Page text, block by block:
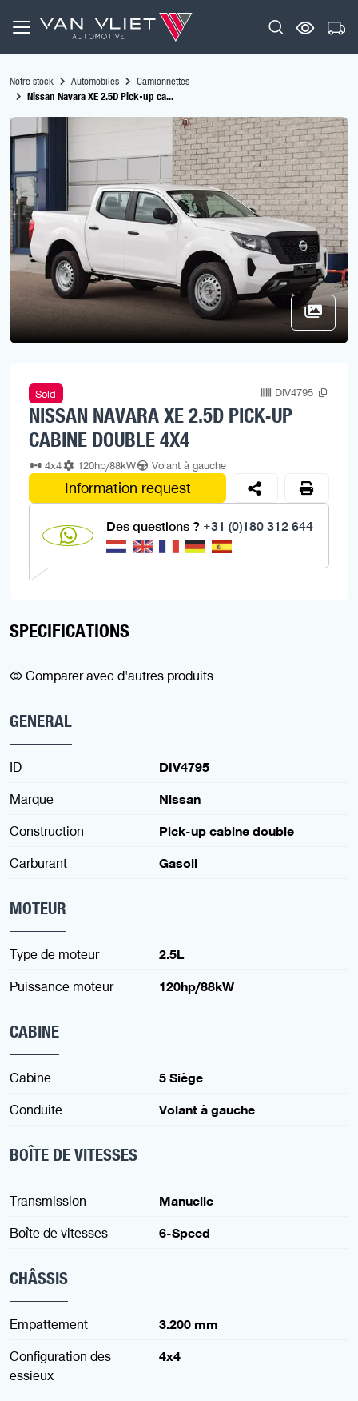
Notre stock Automobiles
Camionnettes
Nissan Navara XE 2.5D Pick-up ca...
Sold DIV4795
NISSAN NAVARA XE 2.5D PICK-UP
CABINE DOUBLE 4X4
4x4 120hp/88kW Volant à gauche
Information request
Des questions ? +31 (0)180 312 644
SPECIFICATIONS
Comparer avec d'autres produits
GENERAL
ID
DIV4795
Marque
Nissan
Construction
Pick-up cabine double
Carburant
Gasoil
MOTEUR
Type de moteur
2.5L
Puissance moteur
120hp/88kW
CABINE
Cabine
5 Siège
Conduite
Volant à gauche
BOÎTE DE VITESSES
Transmission
Manuelle
Boîte de vitesses
6-Speed
CHÂSSIS
Empattement
3.200 mm
Configuration des
essieux
4x4